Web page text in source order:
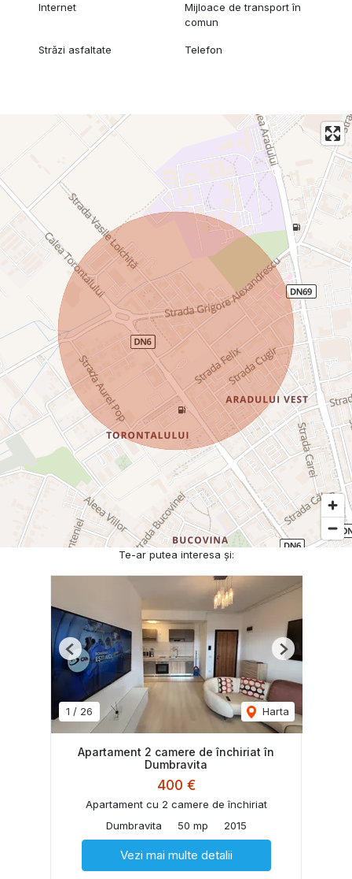
Internet
Mijloace de transport în
comun
Străzi asfaltate Telefon
Te-ar putea interesa și:
1 / 26 Harta
Previous Next
Apartament 2 camere de închiriat în
Dumbravita
400 €
Apartament cu 2 camere de închiriat
Dumbravita
50 mp 2015
Vezi mai multe detalii